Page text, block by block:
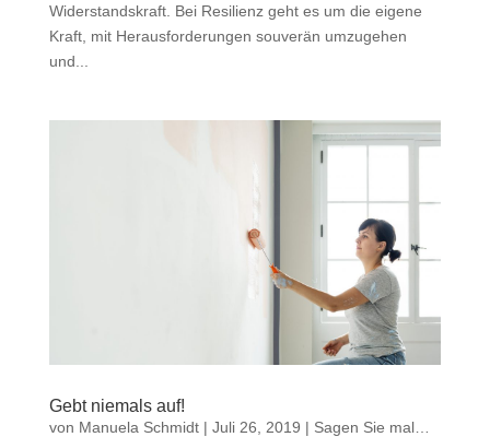
Widerstandskraft. Bei Resilienz geht es um die eigene
Kraft, mit Herausforderungen souverän umzugehen
und...
Gebt niemals auf!
von Manuela Schmidt| Juli 26, 2019 | Sagen Sie mal…